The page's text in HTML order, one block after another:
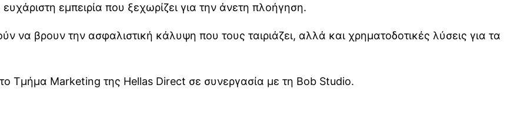
εμπειρία που ξεχωρίζει για την άνετη πλοήγηση.
να βρουν την ασφαλιστική κάλυψη που τους ταιριάζει, αλλά και χρηματοδοτικές λύσεις για τα
το Τμήμα Marketing της Hellas Direct σε συνεργασία με τη Bob Studio.